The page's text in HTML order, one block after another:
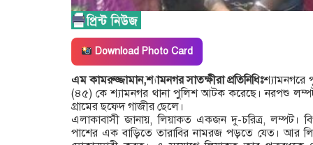
Download Photo Card
এম কামরুজ্জামান,শ্যামনগর সাতক্ষীরা প্রতিনিধিঃশ্যামনগরে
(৪৫) কে শ্যামনগর থানা পুলিশ আটক করেছে। নরপশু
গ্রামের ছফেদ গাজীর ছেলে।
এলাকাবাসী জানায়, লিয়াকত একজন দু-চরিত্র, লম্পট।
পাশের এক বাড়িতে তারাবির নামরজ পড়তে যেত। আর